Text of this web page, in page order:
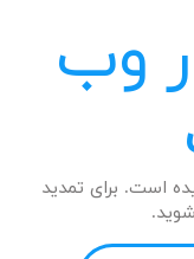
وب
است. برای تمدید